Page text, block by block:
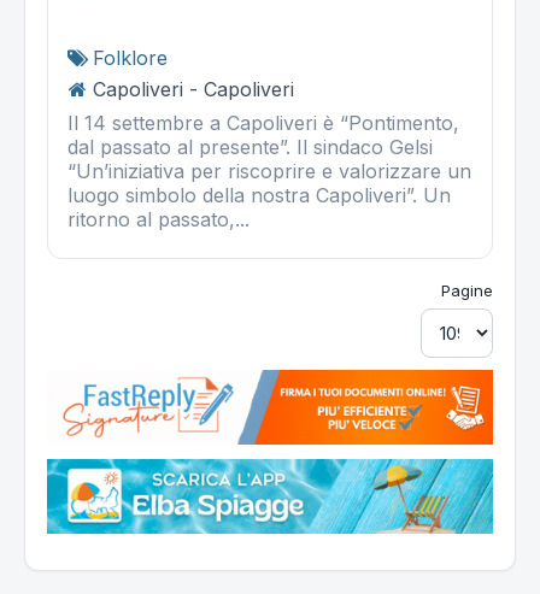
Folklore
Capoliveri - Capoliveri
Il 14 settembre a Capoliveri è “Pontimento,
dal passato al presente”. Il sindaco Gelsi
“Un’iniziativa per riscoprire e valorizzare un
luogo simbolo della nostra Capoliveri”. Un
ritorno al passato,...
Pagine